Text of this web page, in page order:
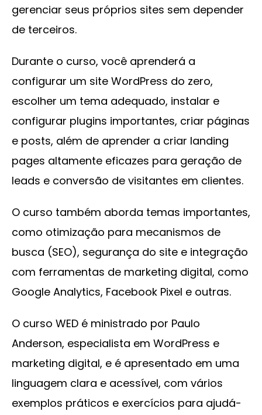
gerenciar seus próprios sites sem depender
de terceiros.
Durante o curso, você aprenderá a
configurar um site WordPress do zero,
escolher um tema adequado, instalar e
configurar plugins importantes, criar páginas
e posts, além de aprender a criar landing
pages altamente eficazes para geração de
leads e conversão de visitantes em clientes.
O curso também aborda temas importantes,
como otimização para mecanismos de
busca (SEO), segurança do site e integração
com ferramentas de marketing digital, como
Google Analytics, Facebook Pixel e outras.
O curso WED é ministrado por Paulo
Anderson, especialista em WordPress e
marketing digital, e é apresentado em uma
linguagem clara e acessível, com vários
exemplos práticos e exercícios para ajudá-